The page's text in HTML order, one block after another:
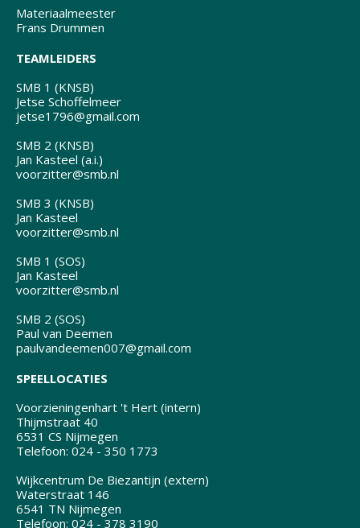
Materiaalmeester
Frans Drummen
TEAMLEIDERS
SMB 1 (KNSB)
Jetse Schoffelmeer
jetse1796@gmail.com
SMB 2 (KNSB)
Jan Kasteel (a.i.)
voorzitter@smb.nl
SMB 3 (KNSB)
Jan Kasteel
voorzitter@smb.nl
SMB 1 (SOS)
Jan Kasteel
voorzitter@smb.nl
SMB 2 (SOS)
Paul van Deemen
paulvandeemen007@gmail.com
SPEELLOCATIES
Voorzieningenhart 't Hert (intern)
Thijmstraat 40
6531 CS Nijmegen
Telefoon: 024 - 350 1773
Wijkcentrum De Biezantijn (extern)
Waterstraat 146
6541 TN Nijmegen
Telefoon: 024 - 378 3190